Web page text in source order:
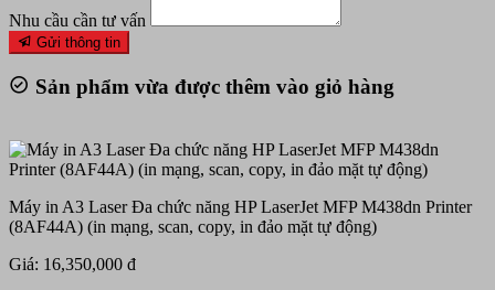
Nhu cầu cần tư vấn
Gửi thông tin
Sản phẩm vừa được thêm vào giỏ hàng
Máy in A3 Laser Đa chức năng HP LaserJet MFP M438dn Printer
(8AF44A) (in mạng, scan, copy, in đảo mặt tự động)
Giá: 16,350,000 đ